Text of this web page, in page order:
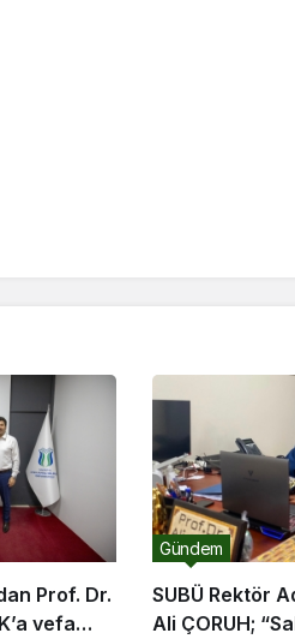
Prof. Dr.
vefa
SUBÜ Rektör
Ali ÇORUH;
Gündem